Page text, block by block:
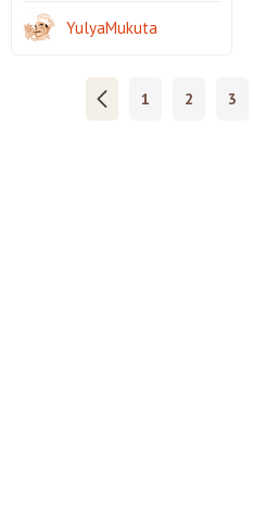
YulyaMukuta
1 2 3